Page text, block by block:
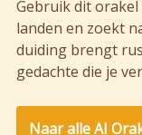
Gebruik dit
landen en zoekt
duiding brengt
gedachte die je
Naar alle AI